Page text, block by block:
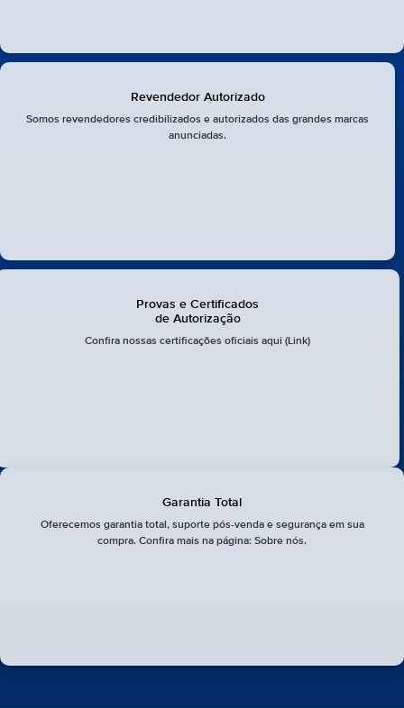
Revendedor Autorizado
Somos revendedores credibilizados e autorizados das grandes marcas
anunciadas.
Provas e Certificados
de Autorização
Confira nossas certificações oficiais aqui (Link)
Garantia Total
Oferecemos garantia total, suporte pós-venda e segurança em sua
compra. Confira mais na página: Sobre nós.